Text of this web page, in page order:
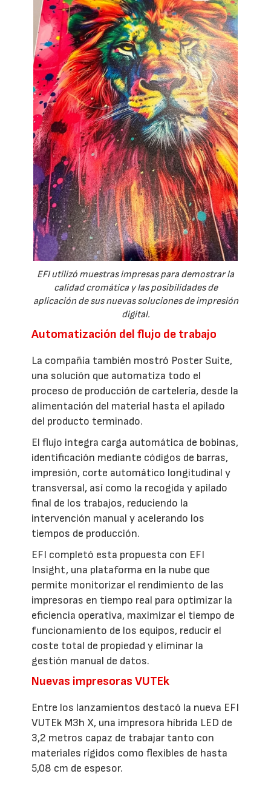
EFI utilizó muestras impresas para demostrar la
calidad cromática y las posibilidades de
aplicación de sus nuevas soluciones de impresión
digital.
Automatización del flujo de trabajo
La compañía también mostró Poster Suite,
una solución que automatiza todo el
proceso de producción de cartelería, desde la
alimentación del material hasta el apilado
del producto terminado.
El flujo integra carga automática de bobinas,
identificación mediante códigos de barras,
impresión, corte automático longitudinal y
transversal, así como la recogida y apilado
final de los trabajos, reduciendo la
intervención manual y acelerando los
tiempos de producción.
EFI completó esta propuesta con EFI
Insight, una plataforma en la nube que
permite monitorizar el rendimiento de las
impresoras en tiempo real para optimizar la
eficiencia operativa, maximizar el tiempo de
funcionamiento de los equipos, reducir el
coste total de propiedad y eliminar la
gestión manual de datos.
Nuevas impresoras VUTEk
Entre los lanzamientos destacó la nueva EFI
VUTEk M3h X, una impresora híbrida LED de
3,2 metros capaz de trabajar tanto con
materiales rígidos como flexibles de hasta
5,08 cm de espesor.